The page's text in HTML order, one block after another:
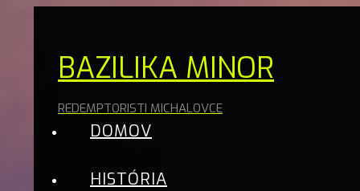
BAZILIKA MINOR
REDEMPTORISTI MICHALOVCE
DOMOV
HISTÓRIA